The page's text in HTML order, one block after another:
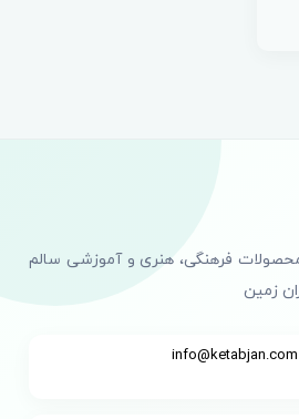
فرهنگی، هنری و آموزشی سالم
زمین